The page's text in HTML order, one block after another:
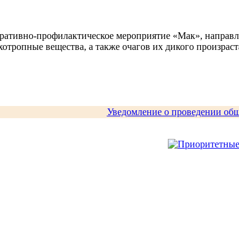
профилактическое мероприятие «Мак»,
вещества, а также очагов их дикого
Уведомление о проведении